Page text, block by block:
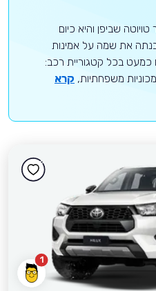
בשנת 1937 בעיר טויוטה שביפן והיא כיום
את שמה על אמינות
כמעט בכל קטגוריית רכב:
משפחתיות, קרא
1